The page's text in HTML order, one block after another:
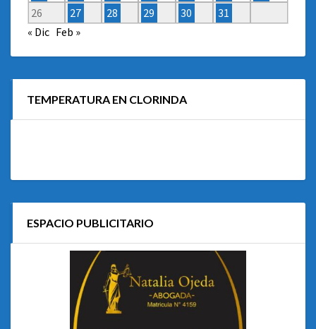
26
27 28 29 30
31
« Dic Feb »
TEMPERATURA EN CLORINDA
ESPACIO PUBLICITARIO